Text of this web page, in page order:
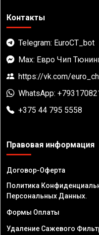
Контакты
Telegram: EuroCT_bot
Max: Евро Чип
https://vk.com/
WhatsApp:
+375 44 795 5558
Правовая информация
Договор-Оферта
Политика
Персональных Данных.
Формы Оплаты
Удаление Сажевого